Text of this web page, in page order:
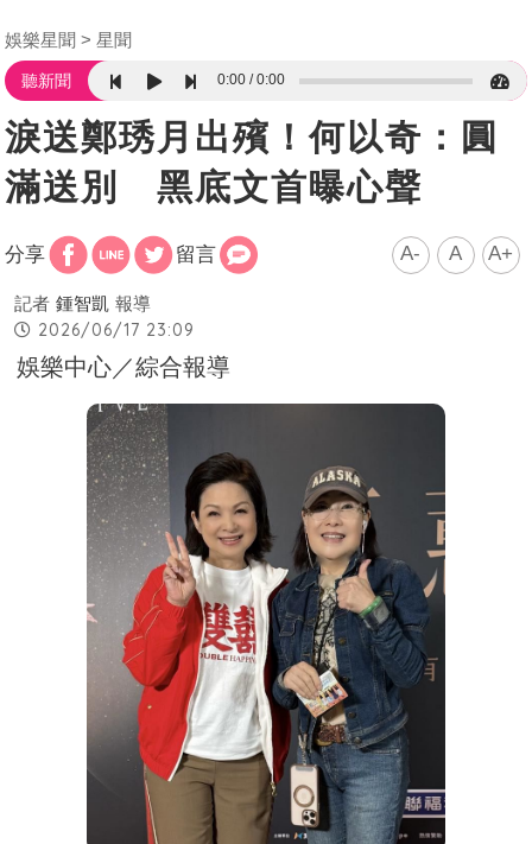
娛樂星聞 星聞
聽新聞 0:00 0:00
淚送鄭琇月出殯！何以奇：圓
滿送別 黑底文首曝心聲
分享 留言 A- A A+
記者 鍾智凱 報導
2026/06/17 23:09
娛樂中心／綜合報導